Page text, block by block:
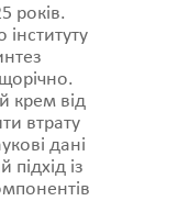
років.
крем від
втрату
дані
із